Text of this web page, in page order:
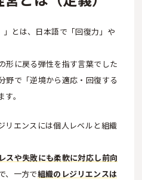
とは、日本語で「回復力」や
形に戻る弾性を指す言葉でした
野で「逆境から適応・回復する
。
リエンスには個人レベルと組織
スや失敗にも柔軟に対応し前向
、一方で組織のレジリエンスは